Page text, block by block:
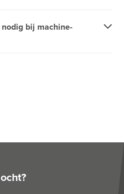
bij machine-